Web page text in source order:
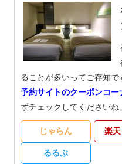
ることが多いってご存知で
予約サイトのクーポンコー
ずチェックしてくださいね。
じゃらん 楽
るるぶ